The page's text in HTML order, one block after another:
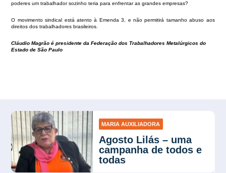
poderes um trabalhador sozinho teria para enfrentar as grandes empresas?
O movimento sindical está atento à Emenda 3, e não permitirá tamanho abuso aos
direitos dos trabalhadores brasileiros.
Cláudio Magrão é presidente da Federação dos Trabalhadores Metalúrgicos do
Estado de São Paulo
MARIA AUXILIADORA
Agosto Lilás – uma
campanha de todos e
todas